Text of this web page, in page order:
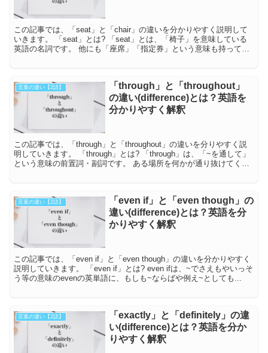
この記事では、「seat」と「chair」の違いを分かりやすく説明して
いきます。 「seat」とは? 「seat」とは、「椅子」を意味している
英語の名詞です。 他にも「座席」「指定券」という意味も持ってい
言葉の違い【2語】
「through」と「throughout」
の違い(difference)とは？英語を
分かりやすく解釈
この記事では、「through」と「throughout」の違いを分りやすく説
明していきます。 「through」とは? 「through」は、「~を通して」
という意味の前置詞・副詞です。 ある場所を何かが通り抜けてく
言葉の違い【2語】
「even if」と「even though」の
違い(difference)とは？英語を分
かりやすく解釈
この記事では、「even if」と「even though」の違いを分かりやすく
説明していきます。 「even if」とは? even ifは、~でさえもやいっそ
う等の意味のevenの英単語に、もしも~ならばや例え~としても...
言葉の違い【2語】
「exactly」と「definitely」の違
い(difference)とは？英語を分か
りやすく解釈